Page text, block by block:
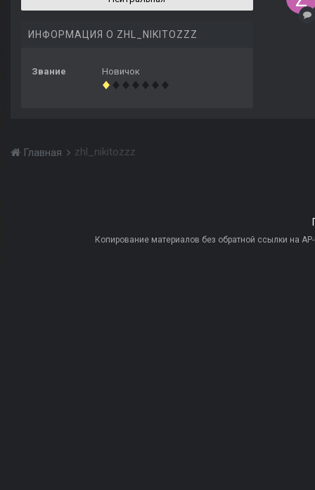
ИНФОРМАЦИЯ О ZHL_NIKITOZZZ
Звание Новичок
Главная zhl_nikitozzz
Копирование материалов без обратной ссылки на